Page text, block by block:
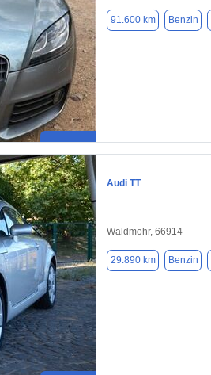
91.600 km Benzin
Audi TT
Waldmohr, 66914
29.890 km Benzin